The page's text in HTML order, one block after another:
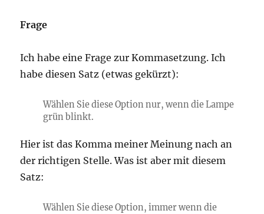
Frage
Ich habe eine Frage zur Kommasetzung. Ich
habe diesen Satz (etwas gekürzt):
Wählen Sie diese Option nur, wenn die Lampe
grün blinkt.
Hier ist das Komma meiner Meinung nach an
der richtigen Stelle. Was ist aber mit diesem
Satz:
Wählen Sie diese Option, immer wenn die